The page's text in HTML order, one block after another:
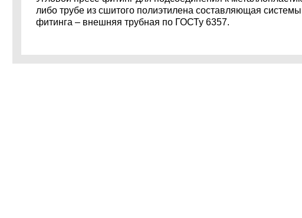
либо трубе из сшитого полиэтилена составляющая
фитинга – внешняя трубная по ГОСТу 6357.